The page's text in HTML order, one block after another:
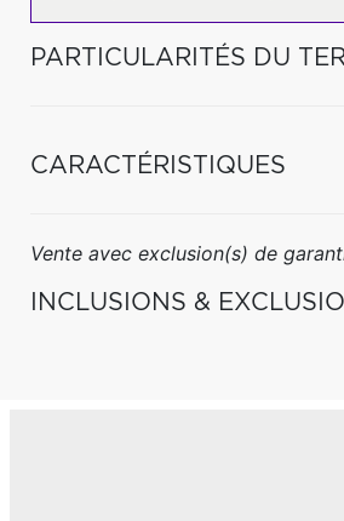
PARTICULARITÉS DU
CARACTÉRISTIQUES
Vente avec exclusion(s) de
INCLUSIONS &